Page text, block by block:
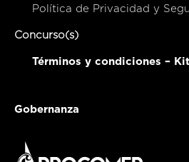
Política de Privacidad y
Concurso(s)
Términos y condiciones –
Gobernanza